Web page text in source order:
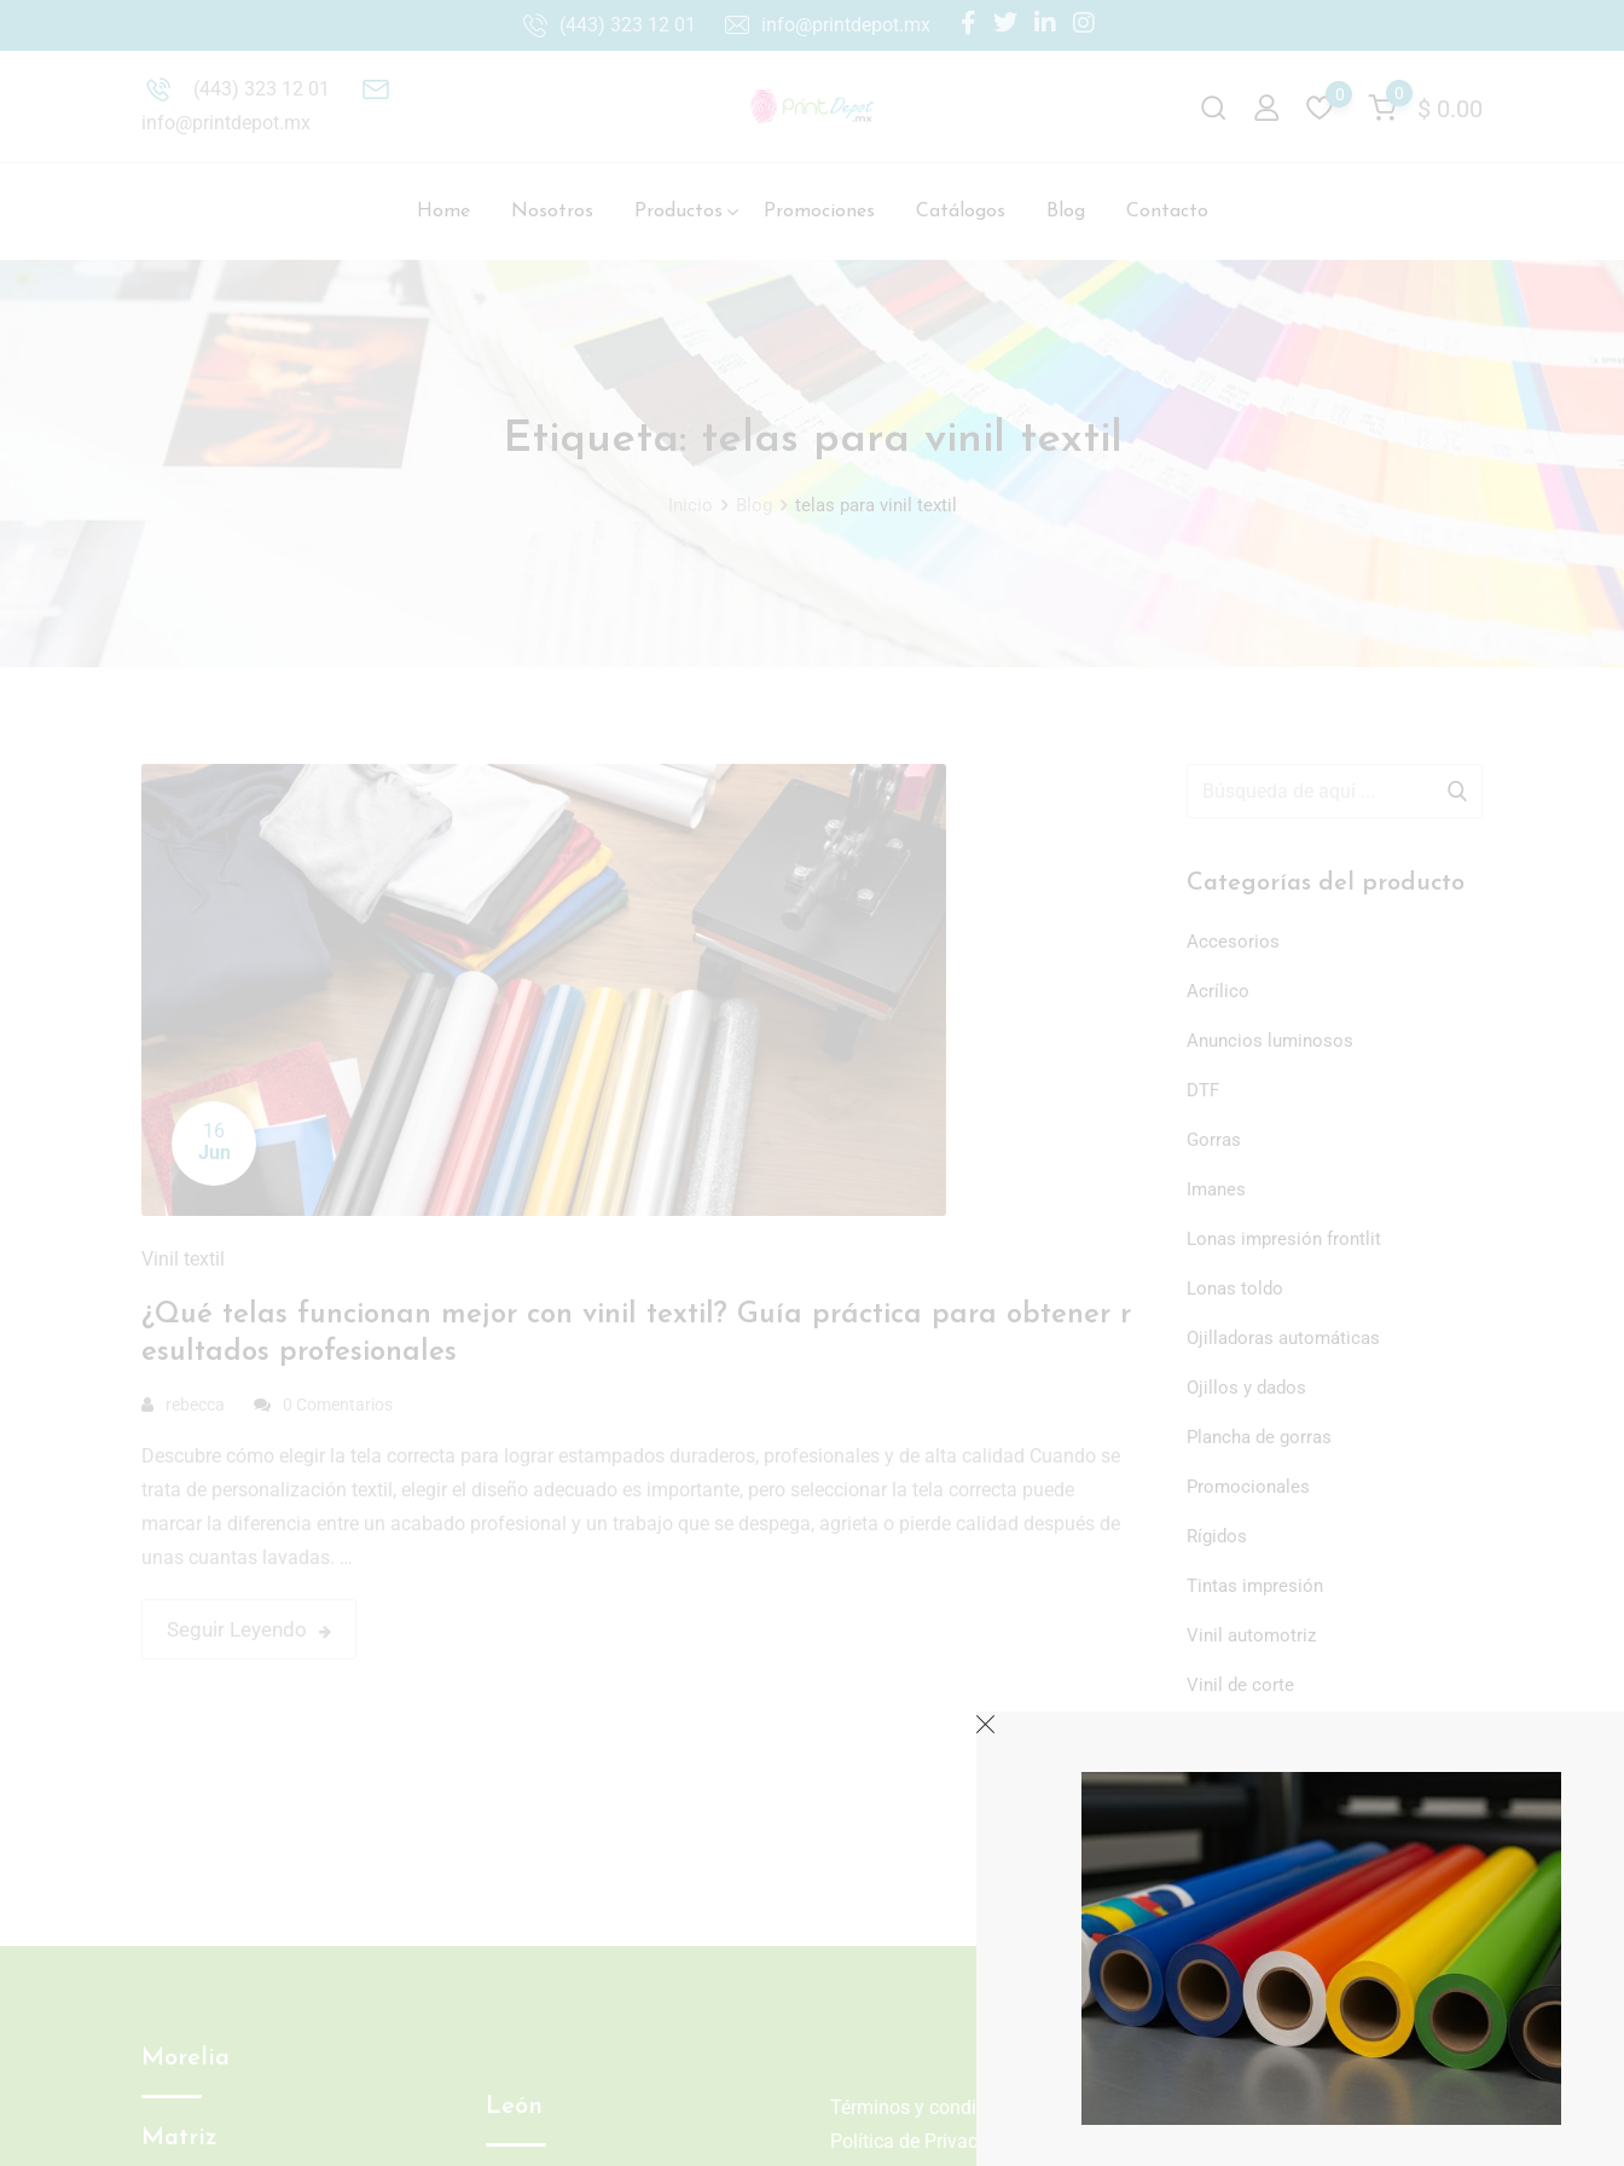
(443) 323 12 01 info@printdepot.mx
(443) 323 12 01
info@printdepot.mx
$ 0.00
0
0
Home Nosotros Productos Promociones Catálogos Blog Contacto
Etiqueta: telas para vinil textil
telas para vinil textil
16
Jun
Vinil textil
¿Qué telas funcionan mejor con vinil textil? Guía práctica para obtener r
esultados profesionales
rebecca 0 Comentarios
Descubre cómo elegir la tela correcta para lograr estampados duraderos, profesionales y de alta calidad Cuando se
trata de personalización textil, elegir el diseño adecuado es importante, pero seleccionar la tela correcta puede
marcar la diferencia entre un acabado profesional y un trabajo que se despega, agrieta o pierde calidad después de
unas cuantas lavadas. …
Seguir Leyendo
Categorías del producto
Accesorios
Acrílico
Anuncios luminosos
DTF
Gorras
Imanes
Lonas impresión frontlit
Lonas toldo
Ojilladoras automáticas
Ojillos y dados
Plancha de gorras
Promocionales
Rígidos
Tintas impresión
Vinil automotriz
Vinil de corte
Vinil textil
Morelia
Matriz
León
Términos y condiciones
Política de Privacidad